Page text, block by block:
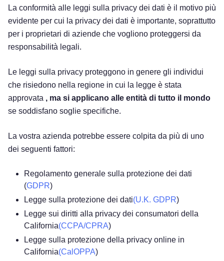
La conformità alle leggi sulla privacy dei dati è il motivo più
evidente per cui la privacy dei dati è importante, soprattutto
per i proprietari di aziende che vogliono proteggersi da
responsabilità legali.
Le leggi sulla privacy proteggono in genere gli individui
che risiedono nella regione in cui la legge è stata
approvata , ma si applicano alle entità di tutto il mondo
se soddisfano soglie specifiche.
La vostra azienda potrebbe essere colpita da più di uno
dei seguenti fattori:
Regolamento generale sulla protezione dei dati
(GDPR)
Legge sulla protezione dei dati(U.K. GDPR)
Legge sui diritti alla privacy dei consumatori della
California(CCPA/CPRA)
Legge sulla protezione della privacy online in
California(CalOPPA)